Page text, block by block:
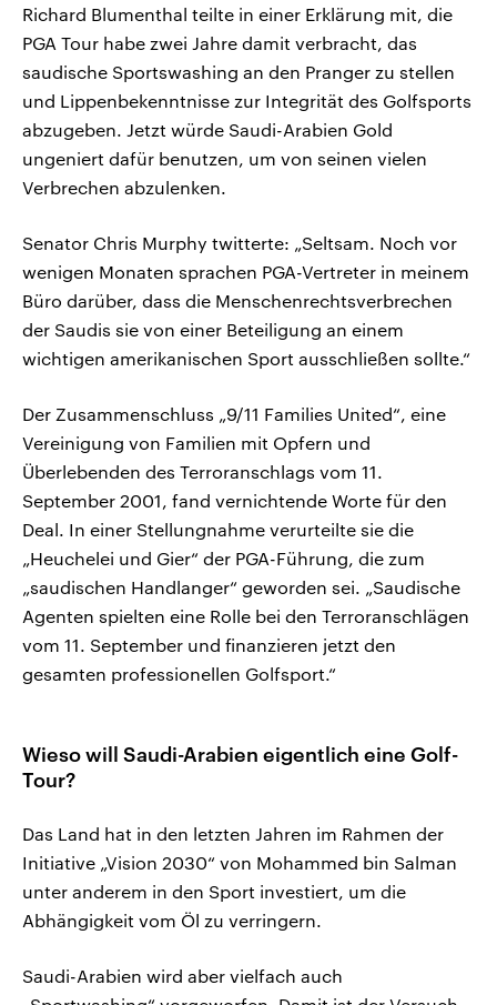
Richard Blumenthal teilte in einer Erklärung mit, die
PGA Tour habe zwei Jahre damit verbracht, das
saudische Sportswashing an den Pranger zu stellen
und Lippenbekenntnisse zur Integrität des Golfsports
abzugeben. Jetzt würde Saudi-Arabien Gold
ungeniert dafür benutzen, um von seinen vielen
Verbrechen abzulenken.
Senator Chris Murphy twitterte: „Seltsam. Noch vor
wenigen Monaten sprachen PGA-Vertreter in meinem
Büro darüber, dass die Menschenrechtsverbrechen
der Saudis sie von einer Beteiligung an einem
wichtigen amerikanischen Sport ausschließen sollte.“
Der Zusammenschluss „9/11 Families United“, eine
Vereinigung von Familien mit Opfern und
Überlebenden des Terroranschlags vom 11.
September 2001, fand vernichtende Worte für den
Deal. In einer Stellungnahme verurteilte sie die
„Heuchelei und Gier“ der PGA-Führung, die zum
„saudischen Handlanger“ geworden sei. „Saudische
Agenten spielten eine Rolle bei den Terroranschlägen
vom 11. September und finanzieren jetzt den
gesamten professionellen Golfsport.“
Wieso will Saudi-Arabien eigentlich eine Golf-
Tour?
Das Land hat in den letzten Jahren im Rahmen der
Initiative „Vision 2030“ von Mohammed bin Salman
unter anderem in den Sport investiert, um die
Abhängigkeit vom Öl zu verringern.
Saudi-Arabien wird aber vielfach auch